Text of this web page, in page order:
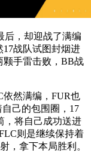
后，却迎战了满编
战队试图封烟进
颗手雷击败，BB战
依然满编，FUR也
己的包围圈，17
，将自己成功送进
则是继续保持着
，拿下本局胜利。